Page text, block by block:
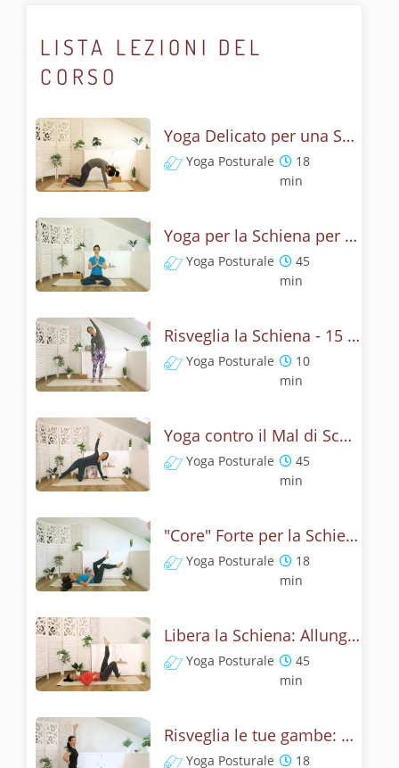
LISTA LEZIONI DEL
CORSO
Yoga Delicato per una Schiena Forte: Lezione per Principianti
Yoga Posturale
18
min
Yoga per la Schiena per Principianti: Le Basi per il Benessere
Yoga Posturale
45
min
Risveglia la Schiena - 15 minuti di Yoga e Mobilità
Yoga Posturale
10
min
Yoga contro il Mal di Schiena: Previeni e Allevia i Dolori
Yoga Posturale
45
min
"Core" Forte per la Schiena Sana: Yoga Addominali
Yoga Posturale
18
min
Libera la Schiena: Allunga la Catena Anteriore
Yoga Posturale
45
min
Risveglia le tue gambe: Yoga per flessori delle anche e postura
Yoga Posturale 18